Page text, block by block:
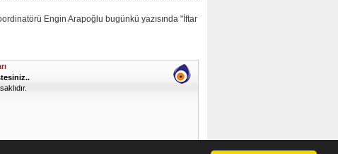
Engin Arapoğlu bugünkü yazısında "İftar